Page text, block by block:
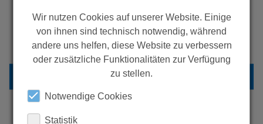
WOLLEN SIE MEHR
PRODUKTE SEHEN?
ZURÜCK ZUR ÜBERSICHT
Wir nutzen Cookies auf unserer Website. Einige
von ihnen sind technisch notwendig, während
andere uns helfen, diese Website zu verbessern
oder zusätzliche Funktionalitäten zur Verfügung
zu stellen.
Notwendige Cookies
Statistik